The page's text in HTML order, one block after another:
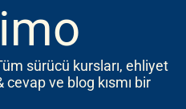
sürücü kursları, ehliyet
cevap ve blog kısmı bir